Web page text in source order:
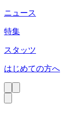
ニュース
特集
スタッツ
はじめての方へ